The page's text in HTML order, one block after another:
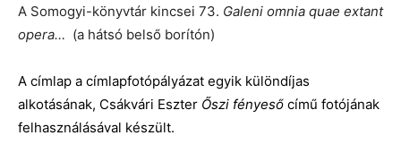
A Somogyi-könyvtár kincsei 73. Galeni omnia quae extant
opera… (a hátsó belső borítón)
A címlap a címlapfotópályázat egyik különdíjas
alkotásának, Csákvári Eszter Őszi fényeső című fotójának
felhasználásával készült.